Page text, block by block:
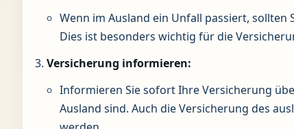
Wenn im Ausland ein Unfall passiert,
Dies ist besonders wichtig für die
Versicherung informieren:
Informieren Sie sofort Ihre Versicherung
Ausland sind. Auch die Versicherung des